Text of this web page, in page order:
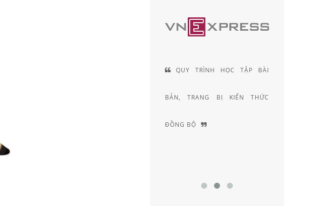
CÁC SẢN
TẠI VIỆT
QUY TRÌNH HỌC TẬP BÀI
BẢN, TRANG BỊ KIẾN THỨC
ĐỘI NGŨ KỸ THUẬT VIÊN
KHÚC XẠ HƠN 20 NĂM KINH